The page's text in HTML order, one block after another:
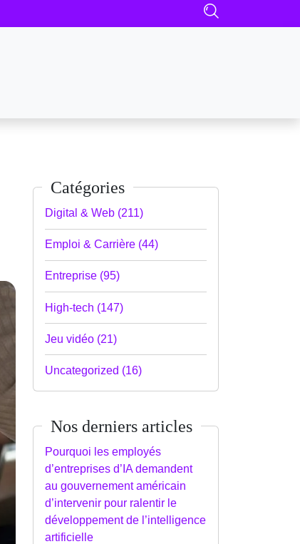
Catégories
Digital & Web (211)
Emploi & Carrière (44)
Entreprise (95)
High-tech (147)
Jeu vidéo (21)
Uncategorized (16)
Nos derniers articles
Pourquoi les employés
d’entreprises d’IA demandent
au gouvernement américain
d’intervenir pour ralentir le
développement de l’intelligence
artificielle